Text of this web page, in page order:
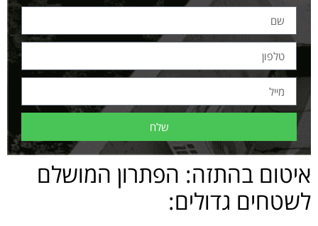
שלח
איטום בהתזה: הפתרון המושלם
לשטחים גדולים: